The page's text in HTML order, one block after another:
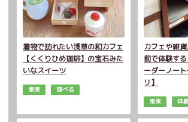
着物で訪れたい浅草の和カフェ
【くくりひめ珈琲】の宝石みた
いなスイーツ
東京 食べる
カフェや雑
前で体験す
ーダーノー
リ】
東京 体